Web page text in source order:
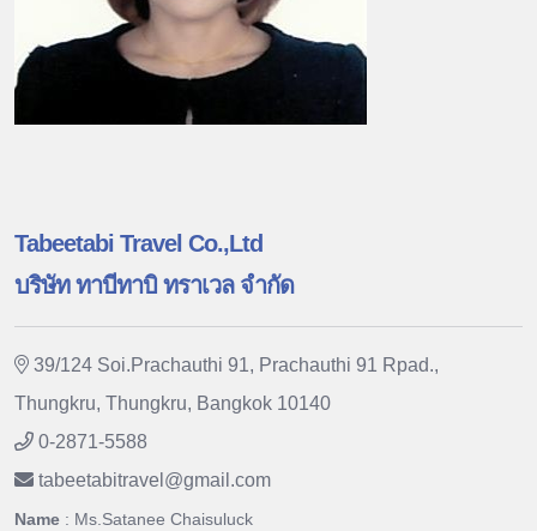
Tabeetabi Travel Co.,Ltd
บริษัท ทาบีทาบิ ทราเวล จำกัด
39/124 Soi.Prachauthi 91, Prachauthi 91 Rpad.,
Thungkru, Thungkru, Bangkok 10140
0-2871-5588
tabeetabitravel @gmail.com
Name : Ms.Satanee Chaisuluck